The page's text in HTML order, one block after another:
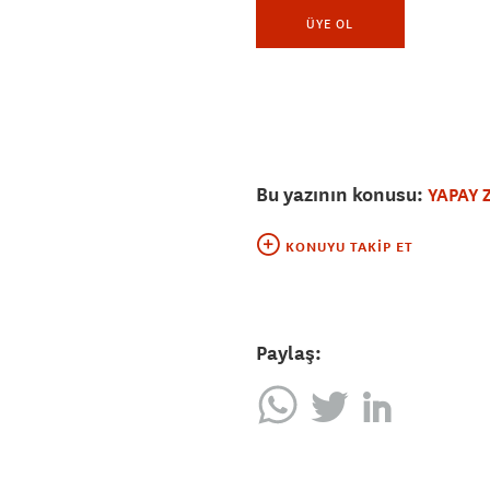
ÜYE OL
Bu yazının konusu: YAPAY
KONUYU TAKIP ET
Paylaş: